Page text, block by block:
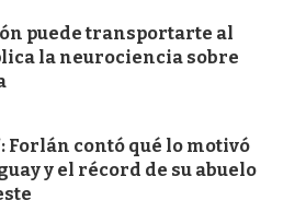
puede transportarte al
la neurociencia sobre
Forlán contó qué lo motivó
y el récord de su abuelo